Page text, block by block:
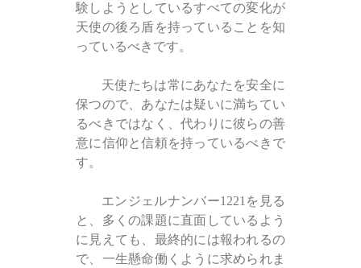
験しようとしているすべての変化が
天使の後ろ盾を持っていることを知
っているべきです。
天使たちは常にあなたを安全に
保つので、あなたは疑いに満ちてい
るべきではなく、代わりに彼らの善
意に信仰と信頼を持っているべきで
す。
エンジェルナンバー1221を見る
と、多くの課題に直面しているよう
に見えても、最終的には報われるの
で、一生懸命働くように求められま